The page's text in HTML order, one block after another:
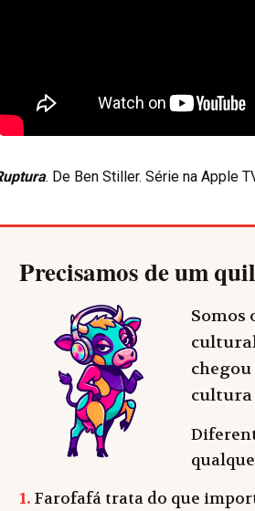
. De Ben Stiller. Série na Apple
Precisamos de um
Somos
cultura
1. Farofafá trata do que